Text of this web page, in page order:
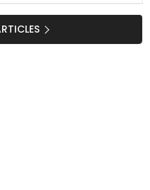
اور پھر دیکھیں اس کا کمال